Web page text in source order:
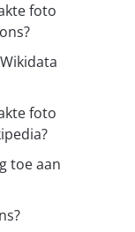
foto
foto
toe aan